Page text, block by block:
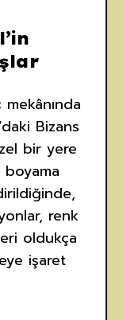
Bizans
bir yere
boyama
renk
oldukça
işaret